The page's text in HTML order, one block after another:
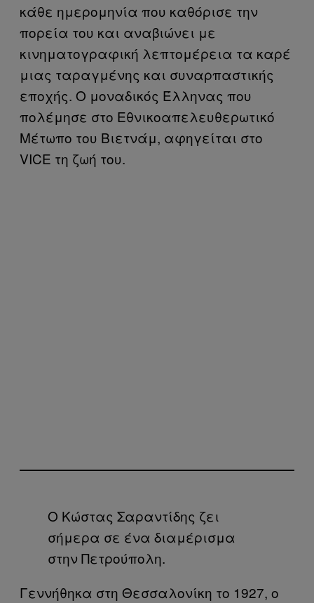
κάθε ημερομηνία που καθόρισε την
πορεία του και αναβιώνει με
κινηματογραφική λεπτομέρεια τα καρέ
μιας ταραγμένης και συναρπαστικής
εποχής. Ο μοναδικός Έλληνας που
πολέμησε στο Εθνικοαπελευθερωτικό
Μέτωπο του Βιετνάμ, αφηγείται στο
VICE τη ζωή του.
Ο Κώστας Σαραντίδης ζει
σήμερα σε ένα διαμέρισμα
στην Πετρούπολη.
Γεννήθηκα στη Θεσσαλονίκη το 1927, ο